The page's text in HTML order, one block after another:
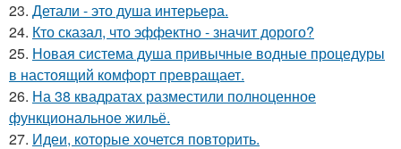
23. Детали - это душа интерьера.
24. Кто сказал, что эффектно - значит дорого?
25. Новая система душа привычные водные процедуры
в настоящий комфорт превращает.
26. На 38 квадратах разместили полноценное
функциональное жильё.
27. Идеи, которые хочется повторить.